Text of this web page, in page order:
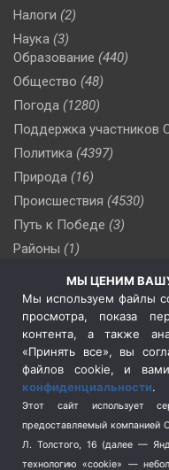
Налоги (2)
Наука (3)
Образование (440)
Общество (48)
Погода (1280)
Поддержка участников
Политика (4397)
Природа (16)
Происшествия (4530)
Путь к Победе (3)
Районы (1)
(510)
Сельское хозяйство (3)
Социальная политика
(3)
Спецоперация в Украине
Спецоперация на Украине
Спорт (740)
Терроризм (1)
Транспорт (262)
МЫ ЦЕНИМ
Мы используем файлы
просмотра, показа
контента, а также
«Принять все», вы
файлов cookie, и
конфиденциальности.
Этот сайт использует
предоставляемый компанией
Л. Толстого, 16 (далее —
технологию «cookie» —